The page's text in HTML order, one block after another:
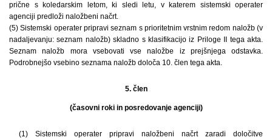
prične s koledarskim letom, ki sledi letu, v katerem sistemski operater
agenciji predloži naložbeni načrt.
(5) Sistemski operater pripravi seznam s prioritetnim vrstnim redom naložb (v
nadaljevanju: seznam naložb) skladno s klasifikacijo iz Priloge II tega akta.
Seznam naložb mora vsebovati vse naložbe iz prejšnjega odstavka.
Podrobnejšo vsebino seznama naložb določa 10. člen tega akta.
5. člen
(časovni roki in posredovanje agenciji)
(1) Sistemski operater pripravi naložbeni načrt zaradi določitve